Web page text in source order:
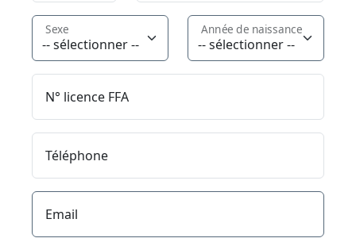
Sexe Année de naissance
N° licence FFA
Téléphone
Email